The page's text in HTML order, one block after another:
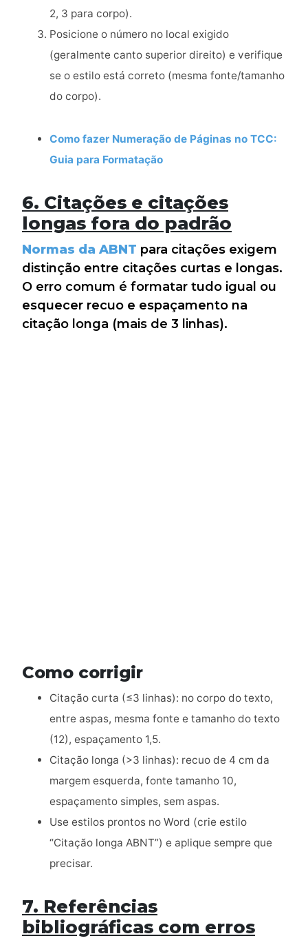
2, 3 para corpo).
Posicione o número no local exigido
(geralmente canto superior direito) e verifique
se o estilo está correto (mesma fonte/tamanho
do corpo).
Como fazer Numeração de Páginas no TCC:
Guia para Formatação
6. Citações e citações
longas fora do padrão
Normas da ABNT para citações exigem
distinção entre citações curtas e longas.
O erro comum é formatar tudo igual ou
esquecer recuo e espaçamento na
citação longa (mais de 3 linhas).
Como corrigir
Citação curta (≤3 linhas): no corpo do texto,
entre aspas, mesma fonte e tamanho do texto
(12), espaçamento 1,5.
Citação longa (>3 linhas): recuo de 4 cm da
margem esquerda, fonte tamanho 10,
espaçamento simples, sem aspas.
Use estilos prontos no Word (crie estilo
“Citação longa ABNT”) e aplique sempre que
precisar.
7. Referências
bibliográficas com erros